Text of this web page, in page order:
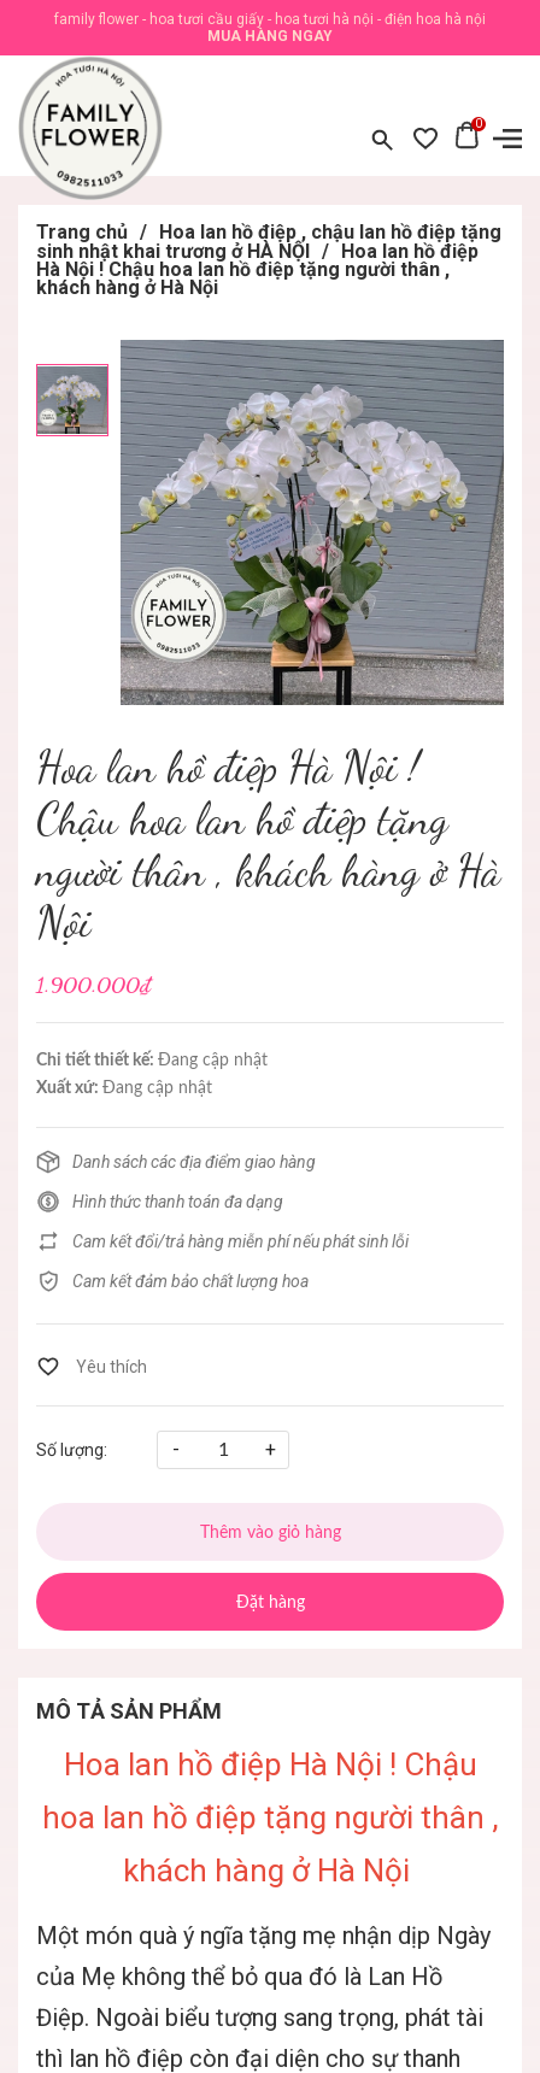
family flower - hoa tươi cầu giấy - hoa tươi hà nội - điện hoa hà nội
MUA HÀNG NGAY
0
Trang chủ / Hoa lan hồ điệp , chậu lan hồ điệp tặng
sinh nhật khai trương ở HÀ NỘI / Hoa lan hồ điệp
Hà Nội ! Chậu hoa lan hồ điệp tặng người thân ,
khách hàng ở Hà Nội
Hoa lan hồ điệp Hà Nội !
Chậu hoa lan hồ điệp tặng
người thân , khách hàng ở Hà
Nội
1.900.000₫
Chi tiết thiết kế: Đang cập nhật
Xuất xứ: Đang cập nhật
Danh sách các địa điểm giao hàng
Hình thức thanh toán đa dạng
Cam kết đổi/trả hàng miễn phí nếu phát sinh lỗi
Cam kết đảm bảo chất lượng hoa
Số lượng: - +
Thêm vào giỏ hàng
Đặt hàng
MÔ TẢ SẢN PHẨM
Hoa lan hồ điệp Hà Nội ! Chậu
hoa lan hồ điệp tặng người thân ,
khách hàng ở Hà Nội
Một món quà ý ngĩa tặng mẹ nhận dịp Ngày
của Mẹ không thể bỏ qua đó là Lan Hồ
Điệp. Ngoài biểu tượng sang trọng, phát tài
thì lan hồ điệp còn đại diện cho sự thanh